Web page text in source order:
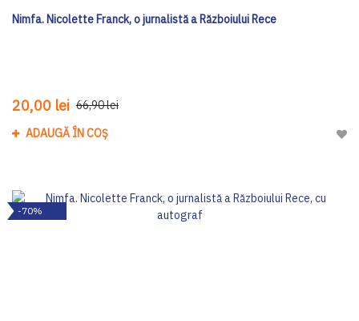
Nimfa. Nicolette Franck, o jurnalistă a Războiului Rece
20,00 lei 66,90 lei
ADAUGĂ ÎN COȘ
-70%